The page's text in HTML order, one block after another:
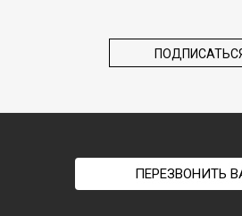
ПЕРЕЗВОНИТЬ